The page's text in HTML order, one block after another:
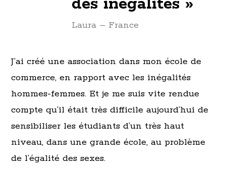
des inégalités »
Laura – France
J’ai créé une association dans mon école de
commerce, en rapport avec les inégalités
hommes-femmes. Et je me suis vite rendue
compte qu’il était très difficile aujourd’hui de
sensibiliser les étudiants d’un très haut
niveau, dans une grande école, au problème
de l’égalité des sexes.